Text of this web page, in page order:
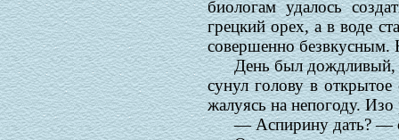
биологам удалось
грецкий орех, а в воде
совершенно безвкусным.
День был дождливый,
сунул голову в
жалуясь на непогоду. Изо
— Аспирину дать? —